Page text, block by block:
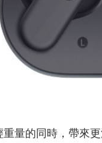
量的同時，帶來